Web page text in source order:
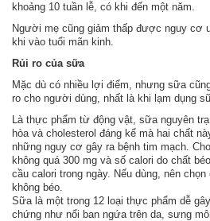
khoảng 10 tuần lễ, có khi đến một năm.
Người mẹ cũng giảm thấp được nguy cơ
khi vào tuổi mãn kinh.
Rủi ro của sữa
Mặc dù có nhiều lợi điểm, nhưng sữa
ro cho người dùng, nhất là khi lạm dụng
Là thực phẩm từ động vật, sữa nguyên
hòa và cholesterol đáng kể mà hai chất
những nguy cơ gây ra bệnh tim mạch.
không quá 300 mg và số calori do chất
cầu calori trong ngày. Nếu dùng, nên
không béo.
Sữa là một trong 12 loại thực phẩm dễ
chứng như nổi ban ngứa trên da, sưng